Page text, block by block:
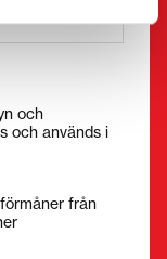
och
och används i
från